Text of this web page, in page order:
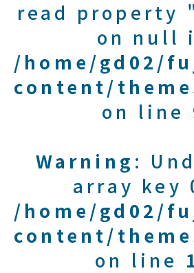
read property
on null
/home/gd02/
content/
on line
Warning :
array key
/home/gd02/
content/
on line